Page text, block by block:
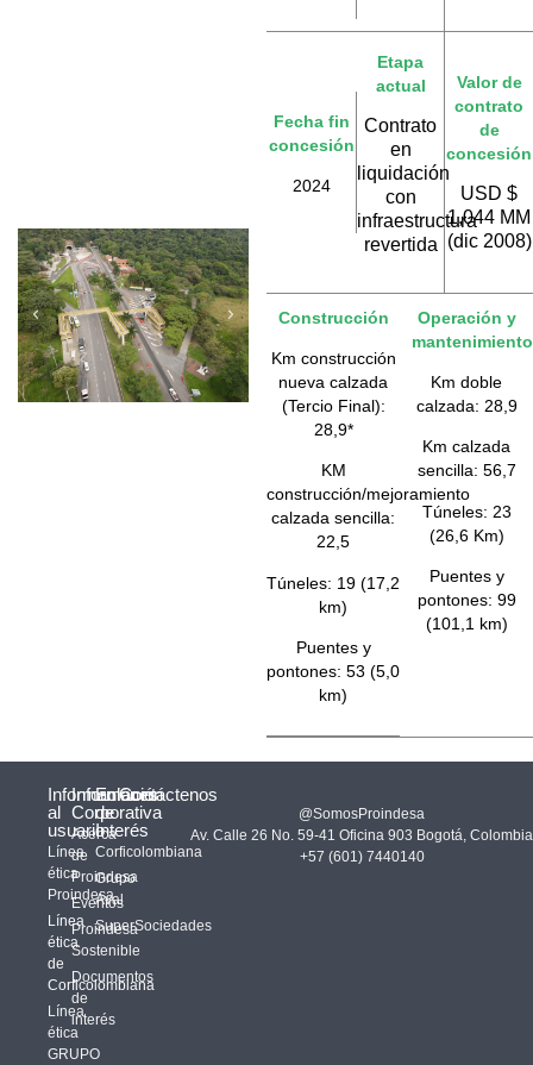
Fecha fin
concesión
2024
Etapa
actual
Contrato
en
liquidación
con
infraestructura
revertida
Valor de
contrato
de
concesión
USD $
1,044 MM
(dic 2008)
Construcción
Km construcción
nueva calzada
(Tercio Final):
28,9*
KM
construcción/mejoramiento
calzada sencilla:
22,5
Túneles: 19 (17,2
km)
Puentes y
pontones: 53 (5,0
km)
Operación y
mantenimiento
Km doble
calzada: 28,9
Km calzada
sencilla: 56,7
Túneles: 23
(26,6 Km)
Puentes y
pontones: 99
(101,1 km)
Información
al
usuario
Línea
ética
Proindesa
Línea
ética
de
Corficolombiana
Línea
ética
GRUPO
Información
Corporativa
Acerca
de
Proindesa
Eventos
Proindesa
Sostenible
Documentos
de
interés
Enlaces
de
Interés
Corficolombiana
Grupo
Aval
SuperSociedades
Contáctenos
@SomosProindesa
Av. Calle 26 No. 59-41 Oficina 903 Bogotá, Colombia
+57 (601) 7440140